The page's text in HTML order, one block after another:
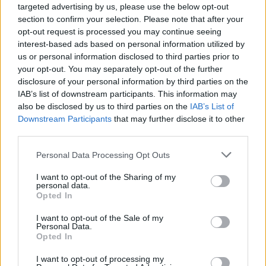
targeted advertising by us, please use the below opt-out
section to confirm your selection. Please note that after your
opt-out request is processed you may continue seeing
interest-based ads based on personal information utilized by
us or personal information disclosed to third parties prior to
your opt-out. You may separately opt-out of the further
disclosure of your personal information by third parties on the
IAB’s list of downstream participants. This information may
also be disclosed by us to third parties on the IAB’s List of
Downstream Participants that may further disclose it to other
Please note that this website/app uses one or more Google
not limited to your visit or usage behaviour. You may click to
grant or deny consent to Google and its third-party tags to
use your data for below specified purposes in below Google
consent section.
Personal Data Processing Opt Outs
I want to opt-out of the Sharing of my
personal data.
Opted In
I want to opt-out of the Sale of my
Personal Data.
Opted In
I want to opt-out of processing my
helyről szerzik be a vonósok számára
szükséges bélhúrokat.
A Művészetek Palotájával közösen már
hetedszer rendezik meg szeptemberben a
Budapesti Mahler Ünnepet. A Müpával
együttműködve szervezik a maratont is,
amelynek főszereplője 2012-ben Mozart lesz.
Karácsonykor természetesen újra elhangzik
kakaókoncertjei, a Vasárnapi kamarazene és
lesz Kastélykoncert is - részletezte Körner
Tamás igazgató.
Budapest mellett a zenekar fellép Pécsett és
Szegeden is. Fischer Iván együttese jövőre
három földrész tizenegy országának 41
városába kapott meghívást, köztük New